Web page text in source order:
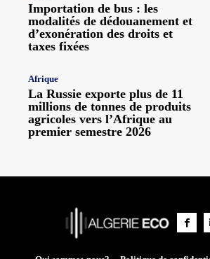
Importation de bus : les
modalités de dédouanement et
d’exonération des droits et
taxes fixées
Afrique
La Russie exporte plus de 11
millions de tonnes de produits
agricoles vers l’Afrique au
premier semestre 2026